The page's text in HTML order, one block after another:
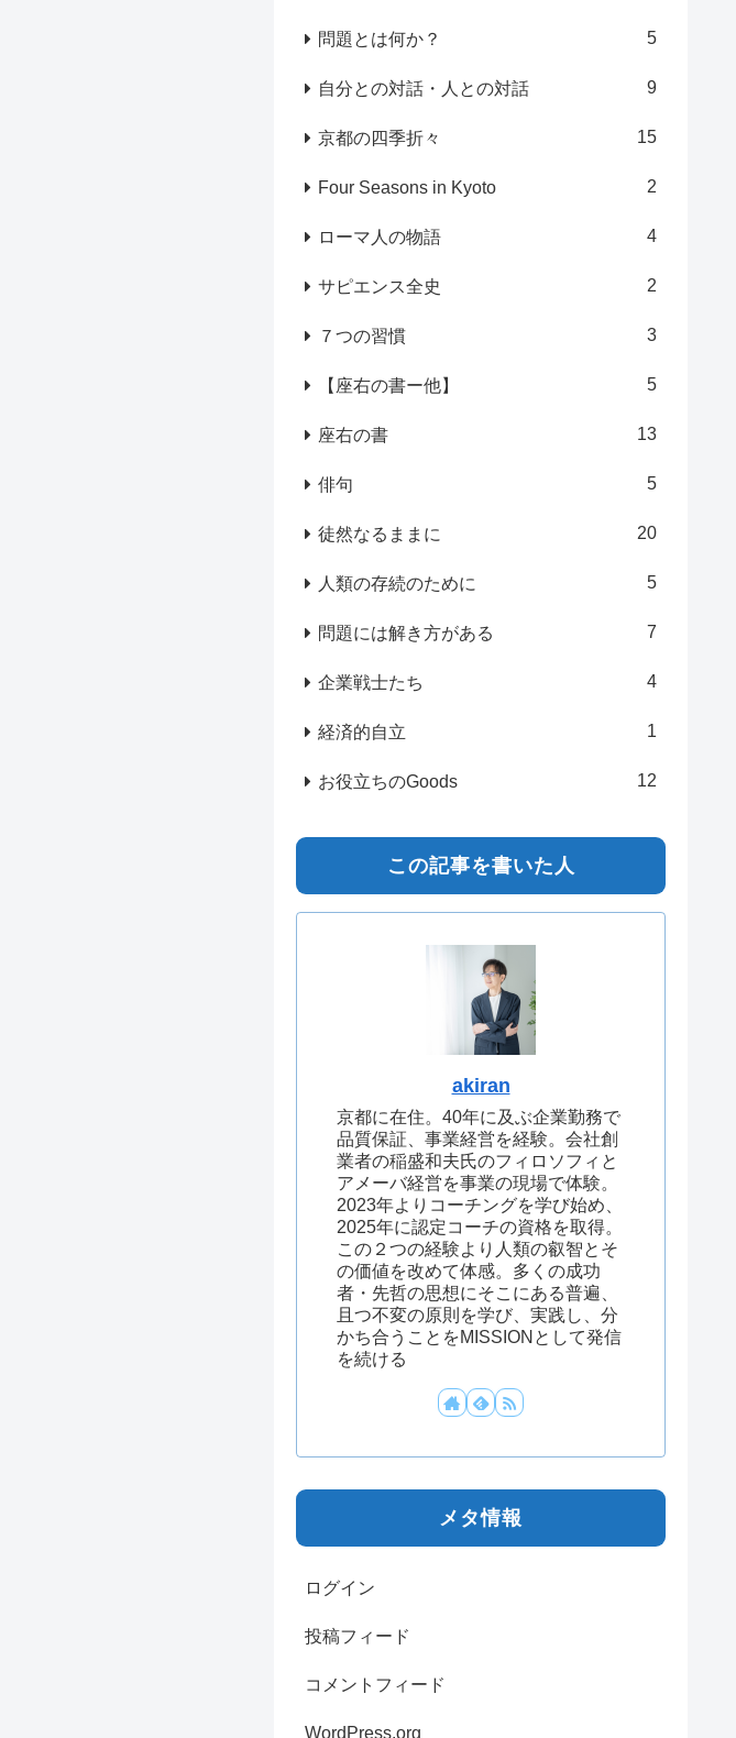
問題とは何か？ 5
自分との対話・人との対話 9
京都の四季折々 15
Four Seasons in Kyoto 2
ローマ人の物語 4
サピエンス全史 2
７つの習慣 3
【座右の書ー他】 5
座右の書 13
俳句 5
徒然なるままに 20
人類の存続のために 5
問題には解き方がある 7
企業戦士たち 4
経済的自立 1
お役立ちのGoods 12
この記事を書いた人
akiran
京都に在住。40年に及ぶ企業勤務で
品質保証、事業経営を経験。会社創
業者の稲盛和夫氏のフィロソフィと
アメーバ経営を事業の現場で体験。
2023年よりコーチングを学び始め、
2025年に認定コーチの資格を取得。
この２つの経験より人類の叡智とそ
の価値を改めて体感。多くの成功
者・先哲の思想にそこにある普遍、
且つ不変の原則を学び、実践し、分
かち合うことをMISSIONとして発信
を続ける
メタ情報
ログイン
投稿フィード
コメントフィード
WordPress.org